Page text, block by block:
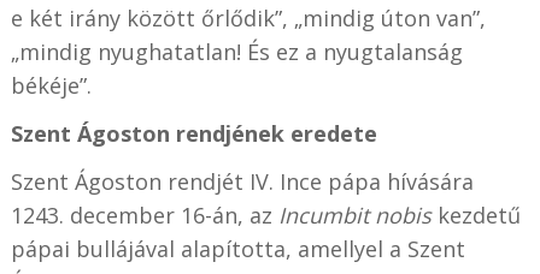
e két irány között őrlődik”, „mindig úton van”,
„mindig nyughatatlan! És ez a nyugtalanság
békéje”.
Szent Ágoston rendjének eredete
Szent Ágoston rendjét IV. Ince pápa hívására
1243. december 16-án, az Incumbit nobiskezdetű
pápai bullájával alapította, amellyel a Szent